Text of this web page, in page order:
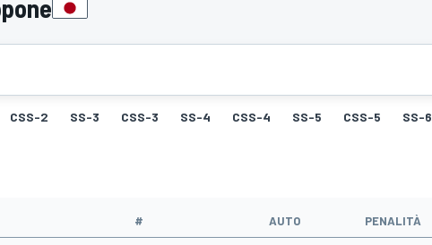
CSS-2 SS-3 CSS-3 SS-4 CSS-4 SS-5 CSS-5 SS-6
# AUTO PENALITÀ